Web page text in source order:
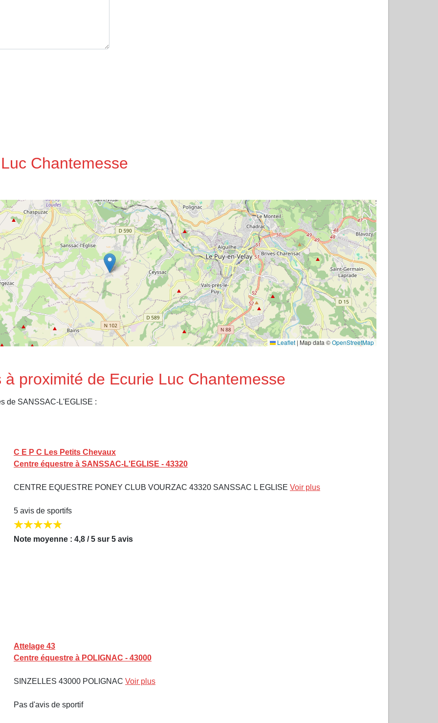
Chantemesse
Leaflet | Map data ©OpenStreetMap
proximité de Ecurie Luc Chantemesse
de SANSSAC-L'EGLISE :
C E P C Les Petits Chevaux
Centre équestre à SANSSAC-L'EGLISE - 43320
CENTRE EQUESTRE PONEY CLUB VOURZAC 43320 SANSSAC L EGLISE Voir plus
5 avis de sportifs
Note moyenne : 4,8 / 5 sur 5 avis
Attelage 43
Centre équestre à POLIGNAC - 43000
SINZELLES 43000 POLIGNAC Voir plus
Pas d'avis de sportif